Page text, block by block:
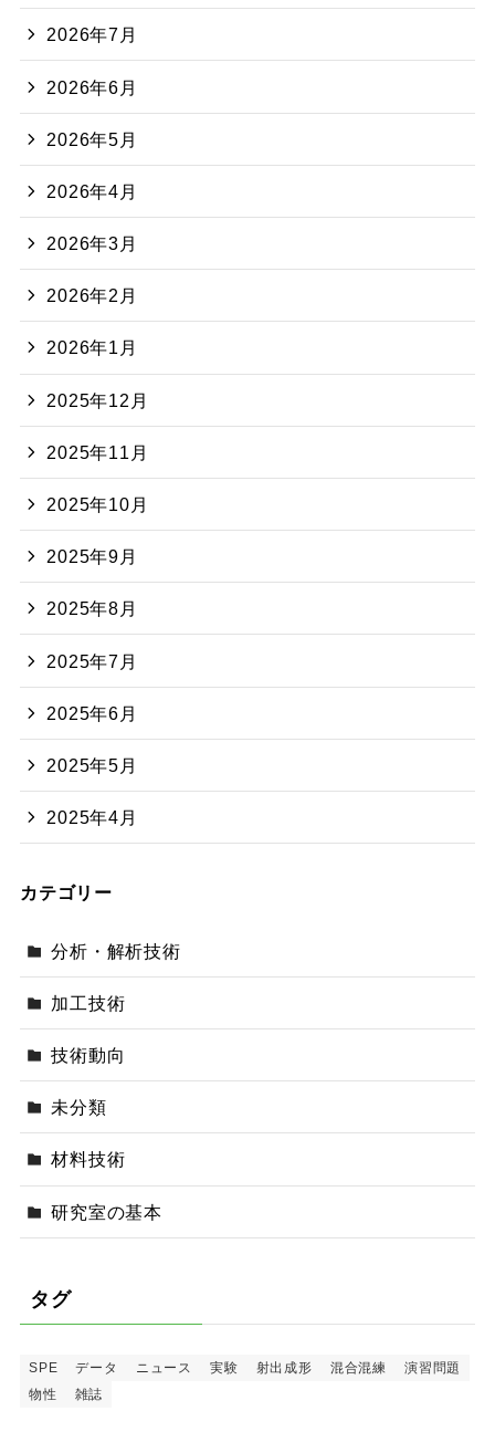
2026年7月
2026年6月
2026年5月
2026年4月
2026年3月
2026年2月
2026年1月
2025年12月
2025年11月
2025年10月
2025年9月
2025年8月
2025年7月
2025年6月
2025年5月
2025年4月
カテゴリー
分析・解析技術
加工技術
技術動向
未分類
材料技術
研究室の基本
タグ
SPE データ ニュース 実験 射出成形 混合混練
演習問題
物性
雑誌